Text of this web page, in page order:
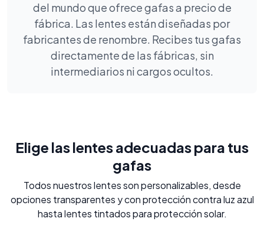
del mundo que ofrece gafas a precio de
fábrica. Las lentes están diseñadas por
fabricantes de renombre. Recibes tus gafas
directamente de las fábricas, sin
intermediarios ni cargos ocultos.
Elige las lentes adecuadas para tus
gafas
Todos nuestros lentes son personalizables, desde
opciones transparentes y con protección contra luz azul
hasta lentes tintados para protección solar.